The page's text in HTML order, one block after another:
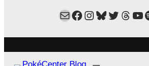
MailFacebook
Instagram
Bluesky
Twitter
Estamos